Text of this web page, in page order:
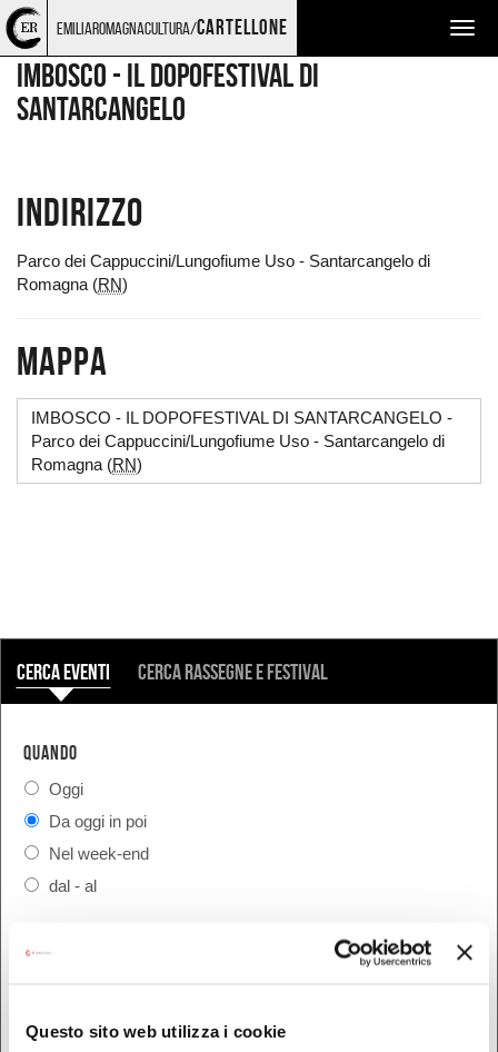
Questo sito web utilizza i cookie
Torna
alla
home
page
Cerca
nel
sito
Salta
ai
contenuti
Salta
al
menu
principale
emiliaromagnacultura/cartellone
LUOGHI
IMBOSCO - IL DOPOFESTIVAL DI
SANTARCANGELO
Indirizzo
Parco dei Cappuccini/Lungofiume Uso - Santarcangelo di
Romagna (RN)
Mappa
IMBOSCO - IL DOPOFESTIVAL DI SANTARCANGELO -
Parco dei Cappuccini/Lungofiume Uso - Santarcangelo di
Romagna (RN)
COSA
Cerca eventi Cerca rassegne e festival
QUANDO
Oggi
Da oggi in poi
Nel week-end
dal - al
Bologna